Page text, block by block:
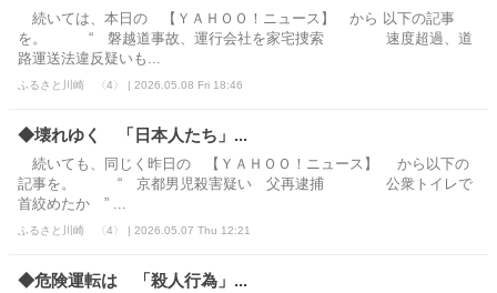
続いては、本日の 【ＹＡＨＯＯ！ニュース】 から 以下の記事
を。 “ 磐越道事故、運行会社を家宅捜索 速度超過、道
路運送法違反疑いも...
ふるさと川崎 〈4〉 | 2026.05.08 Fri 18:46
◆壊れゆく 「日本人たち」...
続いても、同じく昨日の 【ＹＡＨＯＯ！ニュース】 から以下の
記事を。 “ 京都男児殺害疑い 父再逮捕 公衆トイレで
首絞めたか ” ...
ふるさと川崎 〈4〉 | 2026.05.07 Thu 12:21
◆危険運転は 「殺人行為」...